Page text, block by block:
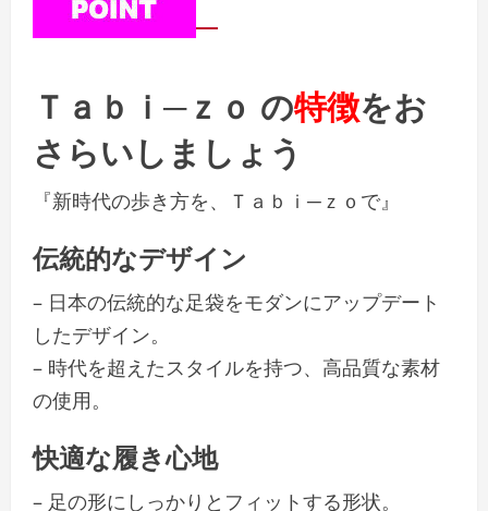
Ｔａｂｉ─ｚｏ の特徴をお
さらいしましょう
『新時代の歩き方を、Ｔａｂｉ─ｚｏで』
伝統的なデザイン
– 日本の伝統的な足袋をモダンにアップデート
したデザイン。
– 時代を超えたスタイルを持つ、高品質な素材
の使用。
快適な履き心地
– 足の形にしっかりとフィットする形状。